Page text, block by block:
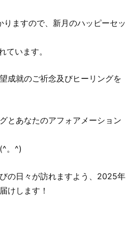
ますので、新月のハッピーセッ
います。
成就のご祈念及びヒーリングを
とあなたのアフォアメーション
。^)
の日々が訪れますよう、2025年
けします！